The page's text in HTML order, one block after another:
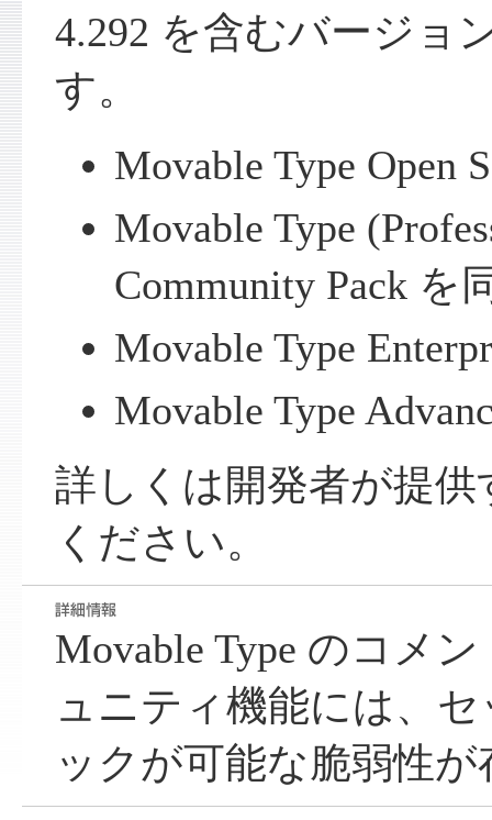
4.292 を含むバージョ
す。
Movable Type Open
Movable Type
Community Pack を
Movable Type
Movable Type
詳しくは開発者が提
ください。
Movable Type のコメ
ュニティ機能には、
ックが可能な脆弱性